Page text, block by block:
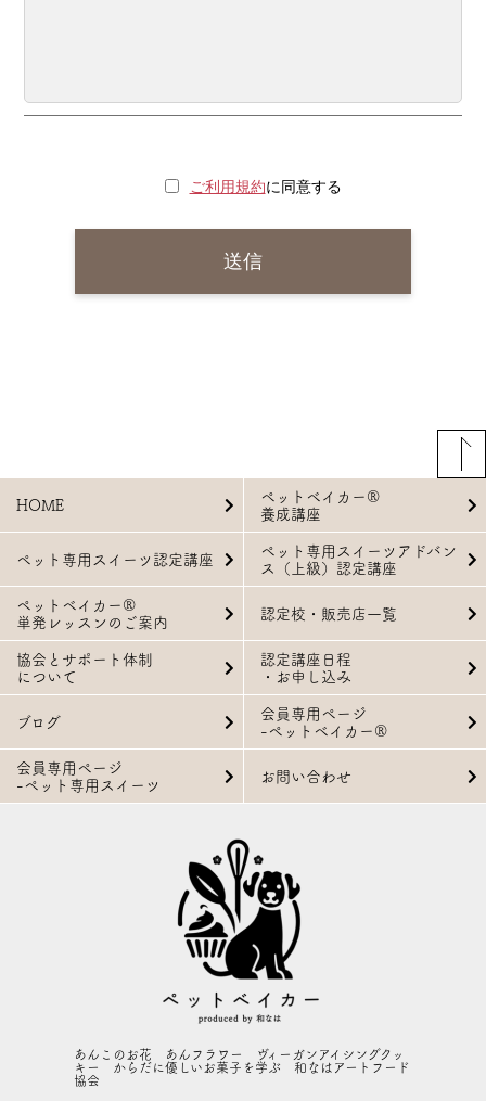
ご利用規約に同意する
HOME
ペットベイカー®
養成講座
ペット専用スイーツ認定講座
ペット専用スイーツアドバン
ス（上級）認定講座
ペットベイカー®
単発レッスンのご案内
認定校・販売店一覧
協会とサポート体制
について
認定講座日程
・お申し込み
ブログ
会員専用ページ
-ペットベイカー®
会員専用ページ
-ペット専用スイーツ
お問い合わせ
あんこのお花 あんフラワー ヴィーガンアイシングクッ
キー からだに優しいお菓子を学ぶ 和なはアートフード
協会